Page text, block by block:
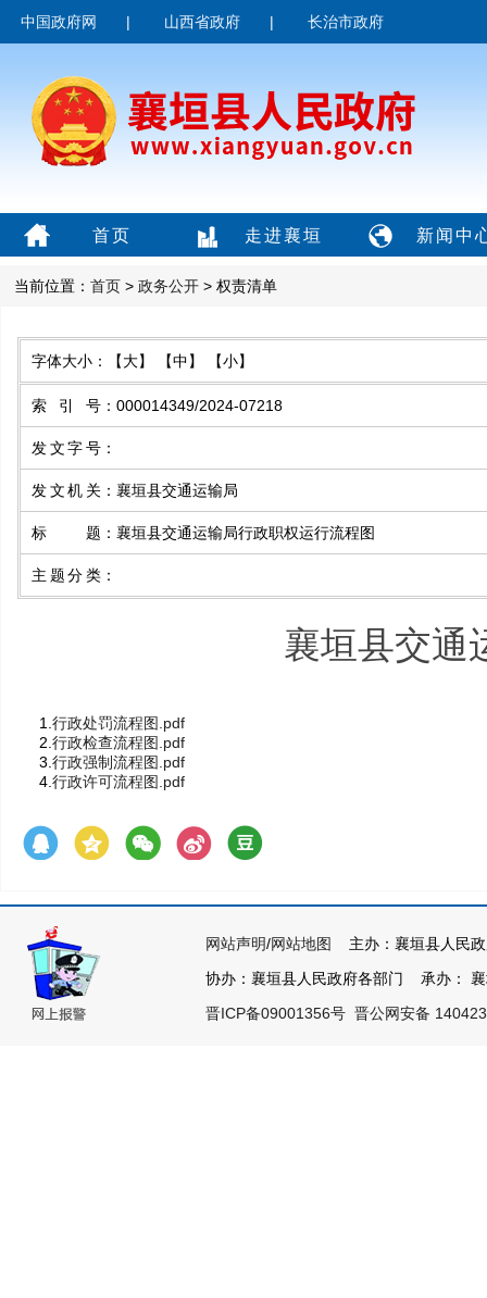
中国政府网 | 山西省政府 | 长治市政府
首页 走进襄垣 新闻中
当前位置： 首页 > 政务公开 > 权责清单
字体大小： 【大】 【中】 【小】
索引号 ： 000014349/2024-07218
发文字号 ：
发文机关 ： 襄垣县交通运输局
标题 ： 襄垣县交通运输局行政职权运行流程图
主题分类 ：
襄垣县交通
1. 行政处罚流程图.pdf
2. 行政检查流程图.pdf
3. 行政强制流程图.pdf
4. 行政许可流程图.pdf
网站声明/网站地图
主办：襄垣县人民
协办：襄垣县人民政府各部门 承办：
晋ICP备09001356号 晋公网安备